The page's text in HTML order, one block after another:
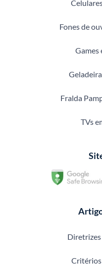
Fones de
Games
Fralda
TVs
Critérios